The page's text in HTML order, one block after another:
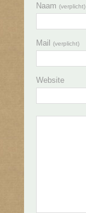
Naam (verplicht)
Mail (verplicht)
Website